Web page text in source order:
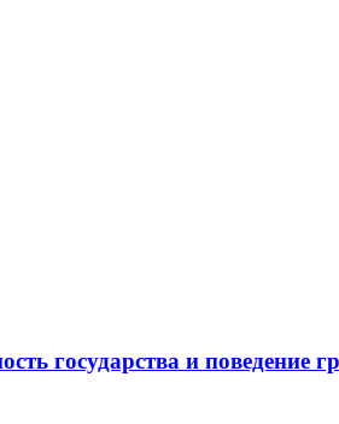
государства и поведение